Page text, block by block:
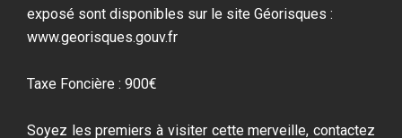
exposé sont disponibles sur le site Géorisques :
www.georisques.gouv.fr
Taxe Foncière : 900€
Soyez les premiers à visiter cette merveille, contactez